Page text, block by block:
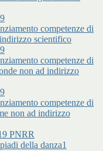
competenze di
scientifico
competenze di
non ad indirizzo
competenze di
non ad indirizzo
PNRR
della danza1